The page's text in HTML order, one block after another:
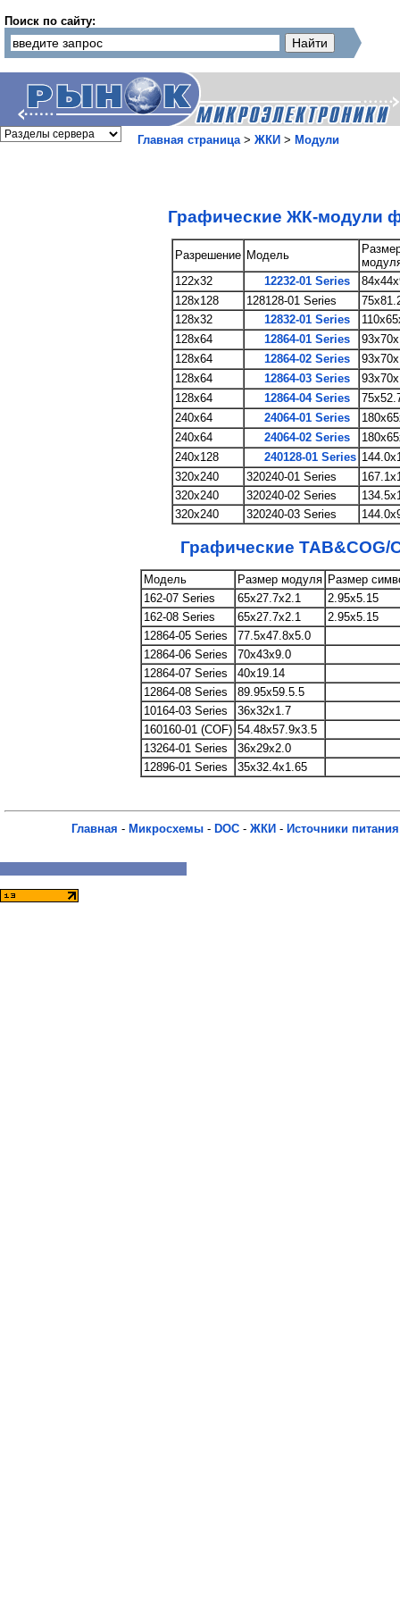
Поиск по сайту:
Главная страница> ЖКИ > Модули
Графические ЖК-модули
Разрешение Модель
122x32
12232-01 Series
128x128
128128-01 Series
128x32
12832-01 Series
128x64
12864-01 Series
128x64
12864-02 Series
128x64
12864-03 Series
128x64
12864-04 Series
240x64
24064-01 Series
240x64
24064-02 Series
240x128
240128-01 Series
320x240
320240-01 Series
320x240
320240-02 Series
320x240
320240-03 Series
Графические
Модель Размер модуля Размер
162-07 Series
65x27.7x2.1
2.95x5.15
162-08 Series
65x27.7x2.1
2.95x5.15
12864-05 Series
77.5x47.8x5.0
12864-06 Series
70x43x9.0
12864-07 Series
40x19.14
12864-08 Series
89.95x59.5.5
10164-03 Series
36x32x1.7
160160-01 (COF) 54.48x57.9x3.5
13264-01 Series
36x29x2.0
12896-01 Series
35x32.4x1.65
Главная - Микросхемы - DOC - ЖКИ - Источники питания